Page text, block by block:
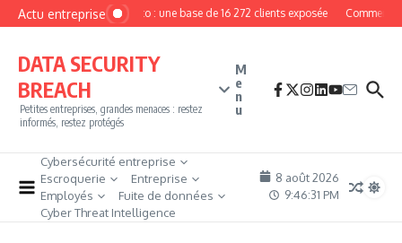
Aller au contenu
Actu entrepriseMyPhoto : une base de 16 272 clients exposée Comment
DATA SECURITY
BREACH
Petites entreprises, grandes menaces : restez
informés, restez protégés
M
e
n
u
Cybersécurité entreprise
Escroquerie
Entreprise
Employés
Fuite de données
Cyber Threat Intelligence
8 août 2026
9:46:32 PM